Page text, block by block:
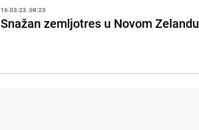
16.03.23. 08:23
Snažan zemljotres u Novom Zelandu